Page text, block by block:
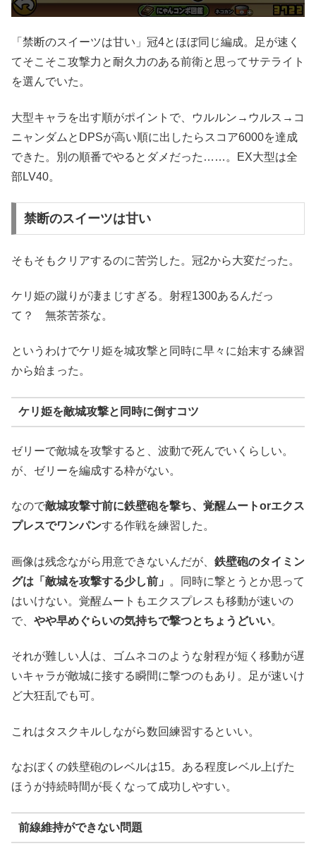
「禁断のスイーツは甘い」冠4とほぼ同じ編成。足が速く
てそこそこ攻撃力と耐久力のある前衛と思ってサテライト
を選んでいた。
大型キャラを出す順がポイントで、ウルルン→ウルス→コ
ニャンダムとDPSが高い順に出したらスコア6000を達成
できた。別の順番でやるとダメだった……。EX大型は全
部LV40。
禁断のスイーツは甘い
そもそもクリアするのに苦労した。冠2から大変だった。
ケリ姫の蹴りが凄まじすぎる。射程1300あるんだっ
て？ 無茶苦茶な。
というわけでケリ姫を城攻撃と同時に早々に始末する練習
から始まった。
ケリ姫を敵城攻撃と同時に倒すコツ
ゼリーで敵城を攻撃すると、波動で死んでいくらしい。
が、ゼリーを編成する枠がない。
なので敵城攻撃寸前に鉄壁砲を撃ち、覚醒ムートorエクス
プレスでワンパンする作戦を練習した。
画像は残念ながら用意できないんだが、 鉄壁砲のタイミン
グは「敵城を攻撃する少し前」
。同時に撃とうとか思って
はいけない。覚醒ムートもエクスプレスも移動が速いの
で、 やや早めぐらいの気持ちで撃つとちょうどいい。
それが難しい人は、ゴムネコのような射程が短く移動が遅
いキャラが敵城に接する瞬間に撃つのもあり。足が速いけ
ど大狂乱でも可。
これはタスクキルしながら数回練習するといい。
なおぼくの鉄壁砲のレベルは15。ある程度レベル上げた
ほうが持続時間が長くなって成功しやすい。
前線維持ができない問題